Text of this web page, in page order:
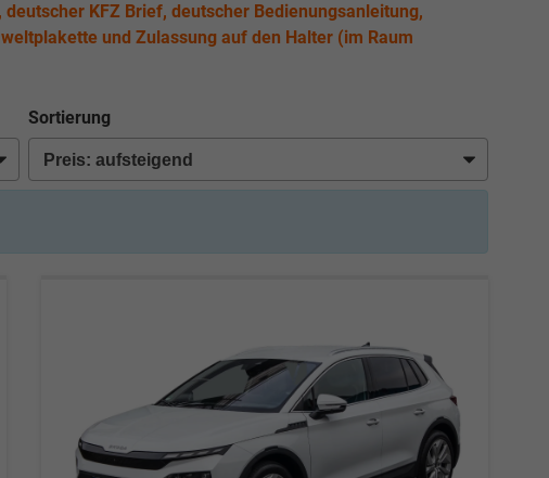
KFZ Brief, deutscher Bedienungsanleitung,
und Zulassung auf den Halter (im Raum
Sortierung